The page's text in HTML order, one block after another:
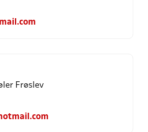
Frøslev